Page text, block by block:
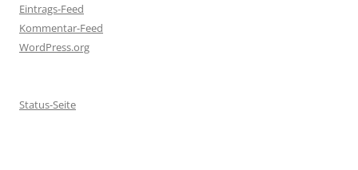
Eintrags-Feed
Kommentar-Feed
WordPress.org
Status-Seite